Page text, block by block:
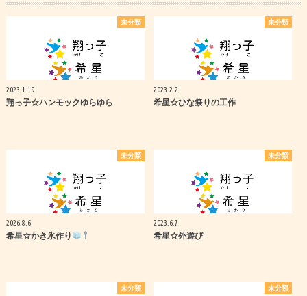
未分類
2023.1.19
翔っ子☆ハンモックゆらゆら
未分類
2023.2.2
希星☆ひな祭りの工作
未分類
2026.8.6
希星☆かき氷作り
未分類
2023.6.7
希星☆外遊び
未分類 未分類